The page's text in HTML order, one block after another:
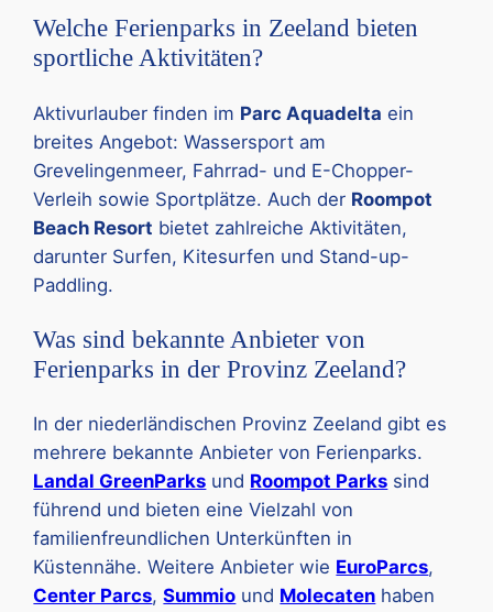
Welche Ferienparks in Zeeland bieten
sportliche Aktivitäten?
Aktivurlauber finden im Parc Aquadelta ein
breites Angebot: Wassersport am
Grevelingenmeer, Fahrrad- und E-Chopper-
Verleih sowie Sportplätze. Auch der Roompot
Beach Resort bietet zahlreiche Aktivitäten,
darunter Surfen, Kitesurfen und Stand-up-
Paddling.
Was sind bekannte Anbieter von
Ferienparks in der Provinz Zeeland?
In der niederländischen Provinz Zeeland gibt es
mehrere bekannte Anbieter von Ferienparks.
Landal GreenParks und Roompot Parks sind
führend und bieten eine Vielzahl von
familienfreundlichen Unterkünften in
Küstennähe. Weitere Anbieter wie EuroParcs,
Center Parcs,Summio und Molecaten haben